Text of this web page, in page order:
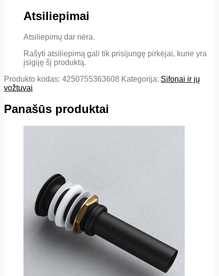
Atsiliepimai
Atsiliepimų dar nėra.
Rašyti atsiliepimą gali tik prisijungę pirkėjai, kurie yra
įsigiję šį produktą.
Produkto kodas: 4250755363608 Kategorija: Sifonai ir jų
vožtuvai
Panašūs produktai